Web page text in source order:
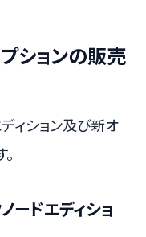
ションの販売
ィション及び新オ
ードエディショ